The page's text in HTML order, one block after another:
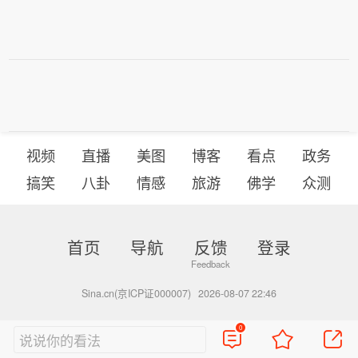
视频 直播 美图 博客 看点
政务
搞笑
八卦 情感 旅游 佛学 众测
首页 导航 反馈 登录
Sina.cn(京ICP证000007) 2026-08-07 22:46
说说你的看法
0